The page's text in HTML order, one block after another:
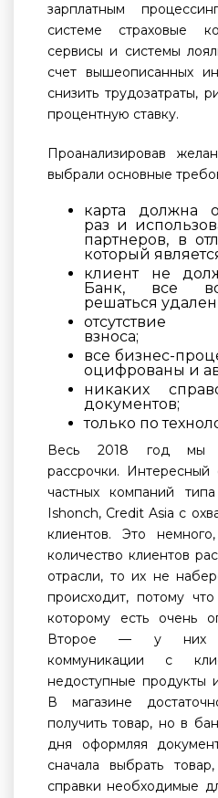
зарплатным
системе страховые
сервисы и системы
счет вышеописанных
снизить трудозатраты,
процентную ставку.
Проанализировав
выбрали основные
карта должна
раз и
партнеров, в
который
клиент не
Банк, все
решаться
отсутствие
взноса;
все бизнес-
оцифрованы и
никаких
документов;
только по
Весь 2018 год мы
рассрочки. Интересный
частных компаний
Ishonch, Credit Asia с
клиентов. Это
количество клиентов
отрасли, то их не
происходит, потому
которому есть очень
Второе — у них
коммуникации с
недоступные продукты
В магазине
получить товар, но в
дня оформляя
сначала выбрать
справки необходимые